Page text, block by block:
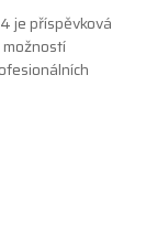
je příspěvková